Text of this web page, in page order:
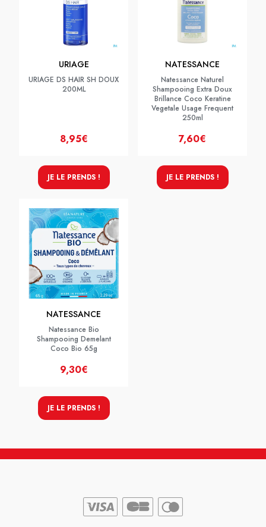
URIAGE
URIAGE DS HAIR SH DOUX
200ML
8,95€
JE LE PRENDS !
NATESSANCE
Natessance Naturel
Shampooing Extra Doux
Brillance Coco Keratine
Vegetale Usage Frequent
250ml
7,60€
JE LE PRENDS !
NATESSANCE
Natessance Bio
Shampooing Demelant
Coco Bio 65g
9,30€
JE LE PRENDS !